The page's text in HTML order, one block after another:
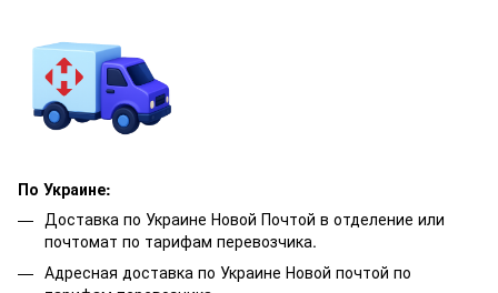
По Украине:
Доставка по Украине Новой Почтой в отделение или
почтомат по тарифам перевозчика.
Адресная доставка по Украине Новой почтой по